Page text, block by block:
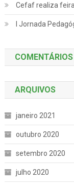
Cefaf realiza
I Jornada
COMENTÁRIOS
ARQUIVOS
janeiro 2021
outubro 2020
setembro 2020
julho 2020